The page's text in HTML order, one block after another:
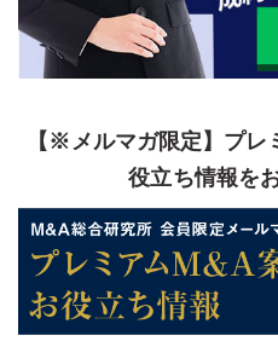
【※メルマガ限定】プ
役立ち情報を